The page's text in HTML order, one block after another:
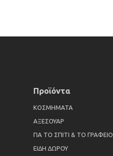
Προϊόντα
ΚΟΣΜΗΜΑΤΑ
ΑΞΕΣΟΥΑΡ
ΓΙΑ ΤΟ ΣΠΙΤΙ & ΤΟ ΓΡΑΦΕΙΟ
ΕΙΔΗ ΔΩΡΟΥ